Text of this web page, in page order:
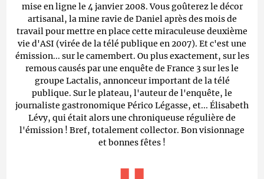
mise en ligne le 4 janvier 2008. Vous goûterez le décor
artisanal, la mine ravie de Daniel après des mois de
travail pour mettre en place cette miraculeuse deuxième
vie d'ASI (virée de la télé publique en 2007). Et c'est une
émission... sur le camembert. Ou plus exactement, sur les
remous causés par une enquête de France 3 sur les le
groupe Lactalis, annonceur important de la télé
publique. Sur le plateau, l'auteur de l'enquête, le
journaliste gastronomique Périco Légasse, et... Élisabeth
Lévy, qui était alors une chroniqueuse régulière de
l'émission ! Bref, totalement collector. Bon visionnage
et bonnes fêtes !